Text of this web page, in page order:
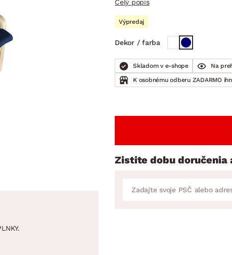
DOMÁCE SPOTREBIČECelý popis
Výpredaj
Dekor / farba
Skladom v e-shope Na
K osobnému odberu ZADARMO
Zistite dobu doručenia